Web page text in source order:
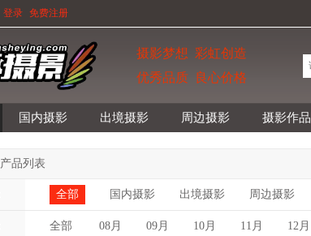
登录 免费注册
摄影梦想 彩虹创造
优秀品质 良心价格
国内摄影 出境摄影 周边摄影 摄影作品
产品列表
全部 国内摄影 出境摄影 周边摄影
全部 08月 09月 10月 11月 12月